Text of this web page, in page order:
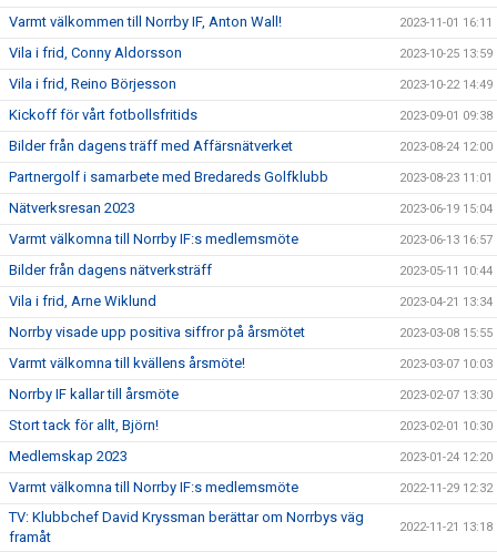
Varmt välkommen till Norrby IF, Anton Wall! 2023-11-01 16:11
Vila i frid, Conny Aldorsson 2023-10-25 13:59
Vila i frid, Reino Börjesson 2023-10-22 14:49
Kickoff för vårt fotbollsfritids 2023-09-01 09:38
Bilder från dagens träff med Affärsnätverket 2023-08-24 12:00
Partnergolf i samarbete med Bredareds Golfklubb 2023-08-23 11:01
Nätverksresan 2023 2023-06-19 15:04
Varmt välkomna till Norrby IF:s medlemsmöte 2023-06-13 16:57
Bilder från dagens nätverksträff 2023-05-11 10:44
Vila i frid, Arne Wiklund 2023-04-21 13:34
Norrby visade upp positiva siffror på årsmötet 2023-03-08 15:55
Varmt välkomna till kvällens årsmöte! 2023-03-07 10:03
Norrby IF kallar till årsmöte 2023-02-07 13:30
Stort tack för allt, Björn! 2023-02-01 10:30
Medlemskap 2023 2023-01-24 12:20
Varmt välkomna till Norrby IF:s medlemsmöte 2022-11-29 12:32
TV: Klubbchef David Kryssman berättar om Norrbys väg
framåt
2022-11-21 13:18